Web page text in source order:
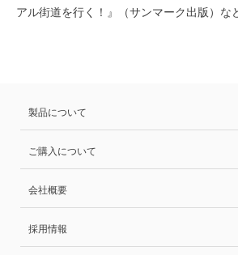
アル街道を行く！』（サンマーク出版）な
製品について
ご購入について
会社概要
採用情報